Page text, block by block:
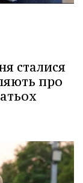
сталися
про